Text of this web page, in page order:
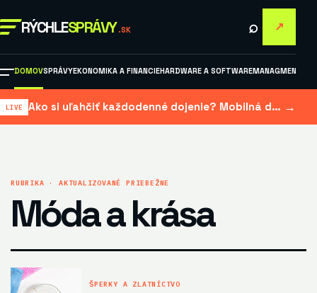
RÝCHLESPRÁVY .SK ⌕ ↗
DOMOVSPRÁVYEKONOMIKA A FINANCIEHARDWARE A SOFTWAREMANAGMENT A
Ako si uľahčiť každodenné dojenie? Mobilná dojačka šetrí čas aj námahu →
RUBRIKA · AKTUALIZOVANÉ PRIEBEŽNE
Móda a krása
ŠPERKY A ZLATNÍCTVO